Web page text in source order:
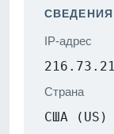
СВЕДЕНИЯ
IP-адрес
Страна
США (US)